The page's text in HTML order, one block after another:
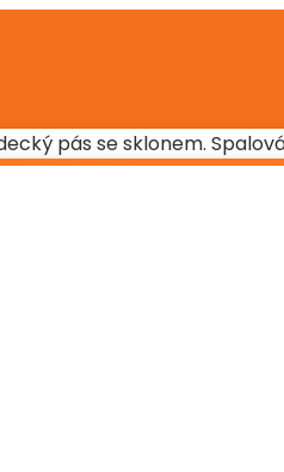
pás se sklonem.